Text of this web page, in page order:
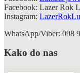
Facebook: Lazer Rok
Instagram:
WhatsApp/Viber: 098
Kako do nas